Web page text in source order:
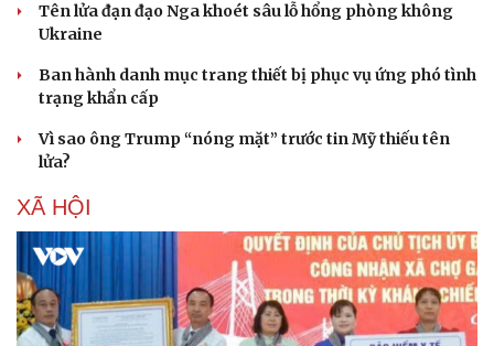
Sức khỏe
Dinh dưỡng - món ngon
Cây thuốc
Sản phụ khoa
Nhi khoa
Nam khoa
Làm đẹp - giảm cân
Ăn sạch sống khỏe
Đời sống
Blog
Tình yêu - Gia đình
Tên lửa đạn đạo Nga khoét sâu lỗ hổng phòng không
Ukraine
Ban hành danh mục trang thiết bị phục vụ ứng phó tình
trạng khẩn cấp
Vì sao ông Trump “nóng mặt” trước tin Mỹ thiếu tên
lửa?
XÃ HỘI